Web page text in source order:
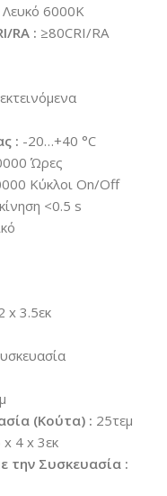
6000K
RA : ≥80CRI/RA
: -20…+40 °C
Ώρες
Κύκλοι On/Off
<0.5 s
x 3.5εκ
(Κούτα) : 25τεμ
x 4 x 3εκ
την Συσκευασία :